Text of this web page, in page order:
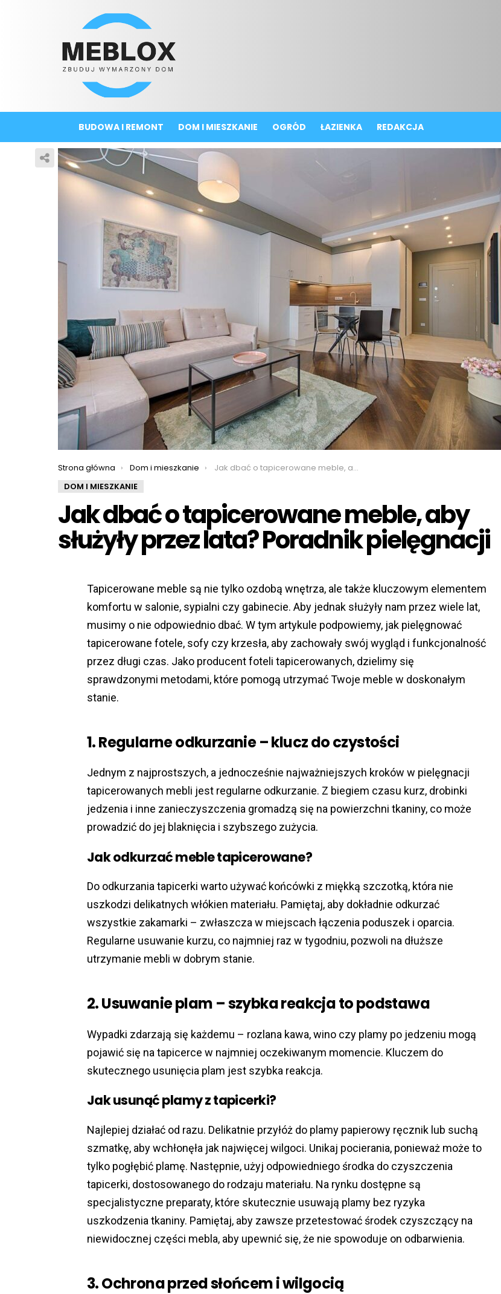
BUDOWA I REMONT DOM I MIESZKANIE OGRÓD ŁAZIENKA REDAKCJA
You are here:
Strona główna Dom i mieszkanie
Jak dbać o tapicerowane meble, aby służyły przez lata? Poradnik pielęgnacji
DOM I MIESZKANIE
Jak dbać o tapicerowane meble, aby
służyły przez lata? Poradnik pielęgnacji
Tapicerowane meble są nie tylko ozdobą wnętrza, ale także kluczowym elementem
komfortu w salonie, sypialni czy gabinecie. Aby jednak służyły nam przez wiele lat,
musimy o nie odpowiednio dbać. W tym artykule podpowiemy, jak pielęgnować
tapicerowane fotele, sofy czy krzesła, aby zachowały swój wygląd i funkcjonalność
przez długi czas. Jako producent foteli tapicerowanych, dzielimy się
sprawdzonymi metodami, które pomogą utrzymać Twoje meble w doskonałym
stanie.
1. Regularne odkurzanie – klucz do czystości
Jednym z najprostszych, a jednocześnie najważniejszych kroków w pielęgnacji
tapicerowanych mebli jest regularne odkurzanie. Z biegiem czasu kurz, drobinki
jedzenia i inne zanieczyszczenia gromadzą się na powierzchni tkaniny, co może
prowadzić do jej blaknięcia i szybszego zużycia.
Jak odkurzać meble tapicerowane?
Do odkurzania tapicerki warto używać końcówki z miękką szczotką, która nie
uszkodzi delikatnych włókien materiału. Pamiętaj, aby dokładnie odkurzać
wszystkie zakamarki – zwłaszcza w miejscach łączenia poduszek i oparcia.
Regularne usuwanie kurzu, co najmniej raz w tygodniu, pozwoli na dłuższe
utrzymanie mebli w dobrym stanie.
2. Usuwanie plam – szybka reakcja to podstawa
Wypadki zdarzają się każdemu – rozlana kawa, wino czy plamy po jedzeniu mogą
pojawić się na tapicerce w najmniej oczekiwanym momencie. Kluczem do
skutecznego usunięcia plam jest szybka reakcja.
Jak usunąć plamy z tapicerki?
Najlepiej działać od razu. Delikatnie przyłóż do plamy papierowy ręcznik lub suchą
szmatkę, aby wchłonęła jak najwięcej wilgoci. Unikaj pocierania, ponieważ może to
tylko pogłębić plamę. Następnie, użyj odpowiedniego środka do czyszczenia
tapicerki, dostosowanego do rodzaju materiału. Na rynku dostępne są
specjalistyczne preparaty, które skutecznie usuwają plamy bez ryzyka
uszkodzenia tkaniny. Pamiętaj, aby zawsze przetestować środek czyszczący na
niewidocznej części mebla, aby upewnić się, że nie spowoduje on odbarwienia.
3. Ochrona przed słońcem i wilgocią